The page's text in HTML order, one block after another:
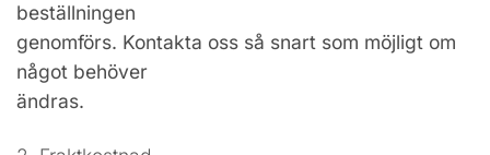
beställningen
genomförs. Kontakta oss så snart som möjligt om
något behöver
ändras.